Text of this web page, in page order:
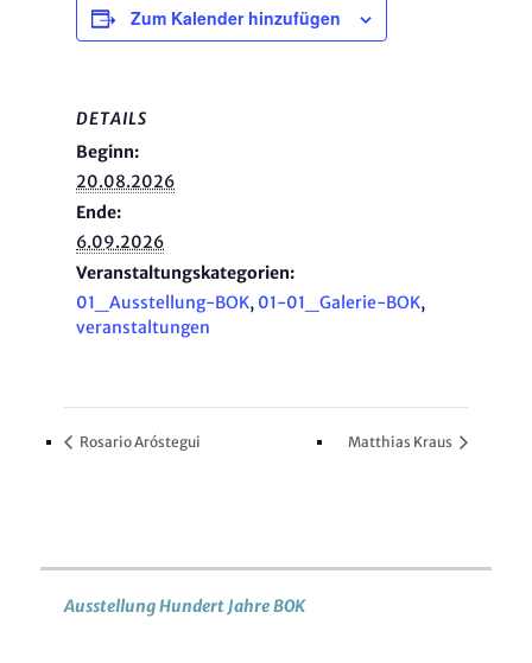
Zum Kalender hinzufügen
DETAILS
Beginn:
20.08.2026
Ende:
6.09.2026
Veranstaltungskategorien:
01_Ausstellung-BOK, 01-01_Galerie-BOK,
veranstaltungen
Rosario Aróstegui Matthias Kraus
Ausstellung Hundert Jahre BOK